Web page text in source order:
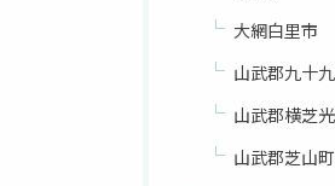
大網白里市
山武郡九十
山武郡横芝
山武郡芝山町